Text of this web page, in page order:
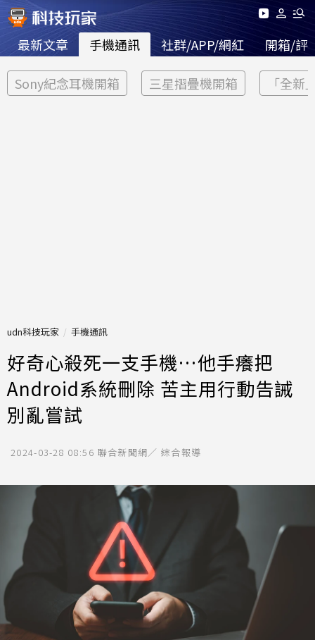
最新文章 手機通訊 社群/APP/網紅 開箱/評
Sony紀念耳機開箱 三星摺疊機開箱 「全新
udn科技玩家 手機通訊
好奇心殺死一支手機…他手癢把
Android系統刪除 苦主用行動告誡
別亂嘗試
2024-03-28 08:56 聯合新聞網／ 綜合報導